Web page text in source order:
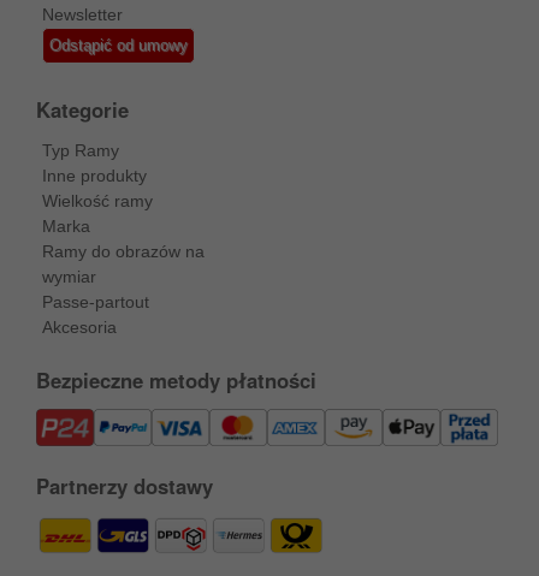
Newsletter
Odstąpić od umowy
Kategorie
Typ Ramy
Inne produkty
Wielkość ramy
Marka
Ramy do obrazów na
wymiar
Passe-partout
Akcesoria
Bezpieczne metody płatności
Partnerzy dostawy